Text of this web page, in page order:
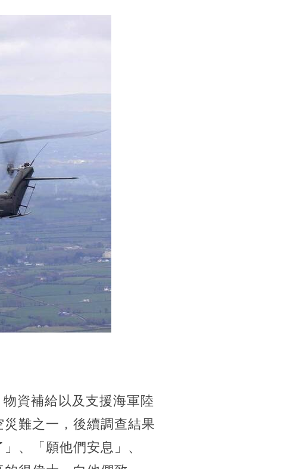
資補給以及支援海軍陸
難之一，後續調查結果
、「願他們安息」、